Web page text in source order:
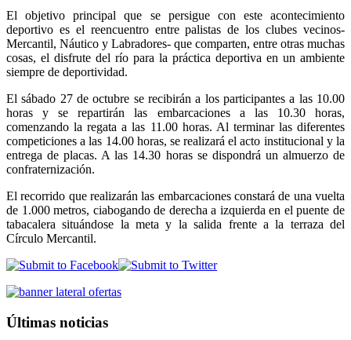
El objetivo principal que se persigue con este acontecimiento
deportivo es el reencuentro entre palistas de los clubes vecinos-
Mercantil, Náutico y Labradores- que comparten, entre otras muchas
cosas, el disfrute del río para la práctica deportiva en un ambiente
siempre de deportividad.
El sábado 27 de octubre se recibirán a los participantes a las 10.00
horas y se repartirán las embarcaciones a las 10.30 horas,
comenzando la regata a las 11.00 horas. Al terminar las diferentes
competiciones a las 14.00 horas, se realizará el acto institucional y la
entrega de placas. A las 14.30 horas se dispondrá un almuerzo de
confraternización.
El recorrido que realizarán las embarcaciones constará de una vuelta
de 1.000 metros, ciabogando de derecha a izquierda en el puente de
tabacalera situándose la meta y la salida frente a la terraza del
Círculo Mercantil.
Últimas noticias